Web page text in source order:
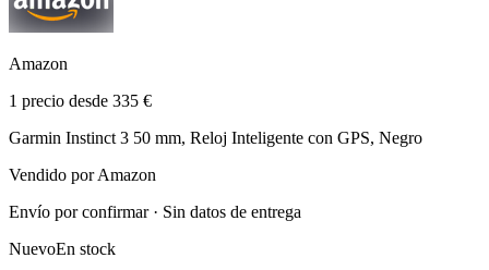
Amazon
1 precio desde 335 €
Garmin Instinct 3 50 mm, Reloj Inteligente con GPS, Negro
Vendido por Amazon
Envío por confirmar · Sin datos de entrega
NuevoEn stock